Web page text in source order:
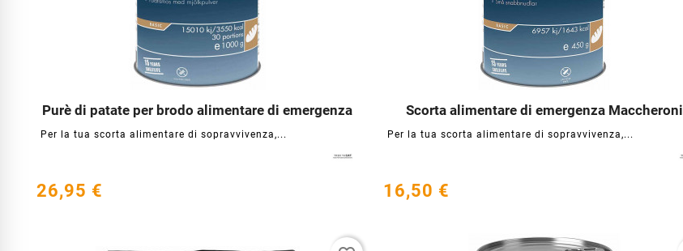
Purè di patate per brodo alimentare di emergenza
Per la tua scorta alimentare di sopravvivenza,...
   
26,95 €
Scorta alimentare di emergenza Maccheroni
Per la tua scorta alimentare di sopravvivenza,...
   
16,50 €